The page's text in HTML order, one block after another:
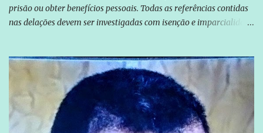
prisão ou obter benefícios pessoais. Todas as referências contidas
nas delações devem ser investigadas com isenção e imparcialidade
Globo manteve com o Grupo Odebrecht, citada na delação de
Emílio Odebrecht. Lula sempre atuou para promover o Brasil no
exterior, e não para promover determinadas empresas ou
empresários" Assina a nota o advogado Cristiano Zanin Martins